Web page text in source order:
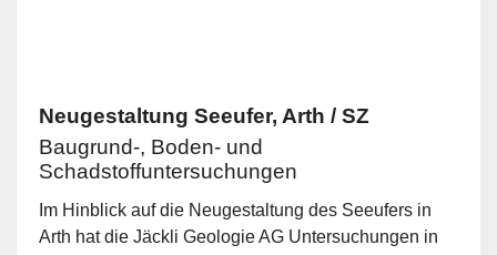
Neugestaltung Seeufer, Arth / SZ
Baugrund-, Boden- und
Schadstoffuntersuchungen
Im Hinblick auf die Neugestaltung des Seeufers in
Arth hat die Jäckli Geologie AG Untersuchungen in